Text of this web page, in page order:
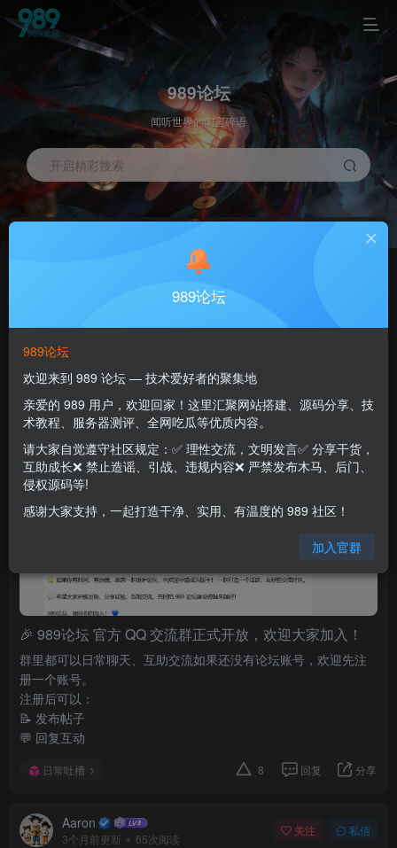
989论坛
闻听世界的闲言碎语
开启精彩搜索
综合 版块 关注 热门 精华 问答 投票
989超管
🎉 989论坛 官方 QQ 交流群正式开放，欢迎大家加入！
群里都可以日常聊天、互助交流如果还没有论坛账号，欢迎先注
册一个账号。
注册后可以：
📝 发布帖子
💬 回复互动
日常吐槽 8 回复 分享
Aaron
3个月前更新 65次阅读
关注 私信
989论坛
989论坛
欢迎来到 989 论坛 — 技术爱好者的聚集地
亲爱的 989 用户，欢迎回家！这里汇聚网站搭建、源码分享、技
术教程、服务器测评、全网吃瓜等优质内容。
请大家自觉遵守社区规定：✅ 理性交流，文明发言✅ 分享干货，
互助成长❌ 禁止造谣、引战、违规内容❌ 严禁发布木马、后门、
侵权源码等!
感谢大家支持，一起打造干净、实用、有温度的 989 社区！
加入官群